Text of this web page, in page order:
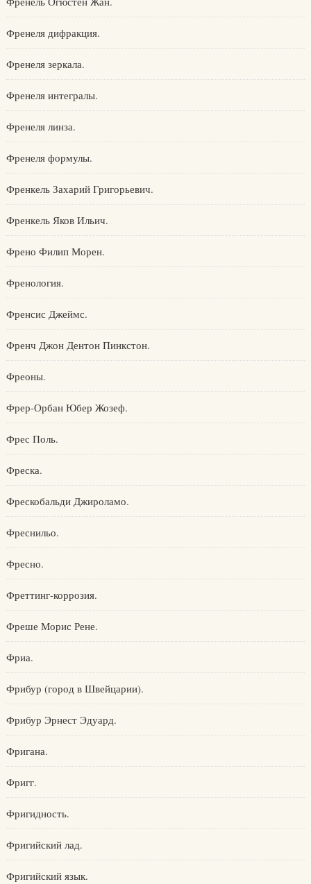
Френеля дифракция.
Френеля зеркала.
Френеля интегралы.
Френеля линза.
Френеля формулы.
Френкель Захарий Григорьевич.
Френкель Яков Ильич.
Френо Филип Морен.
Френология.
Френсис Джеймс.
Френч Джон Дентон Пинкстон.
Фреоны.
Фрер-Орбан Юбер Жозеф.
Фрес Поль.
Фреска.
Фрескобальди Джироламо.
Фреснильо.
Фресно.
Фреттинг-коррозия.
Фреше Морис Рене.
Фриа.
Фрибур (город в Швейцарии).
Фрибур Эрнест Эдуард.
Фригана.
Фригг.
Фригидность.
Фригийский лад.
Фригийский язык.